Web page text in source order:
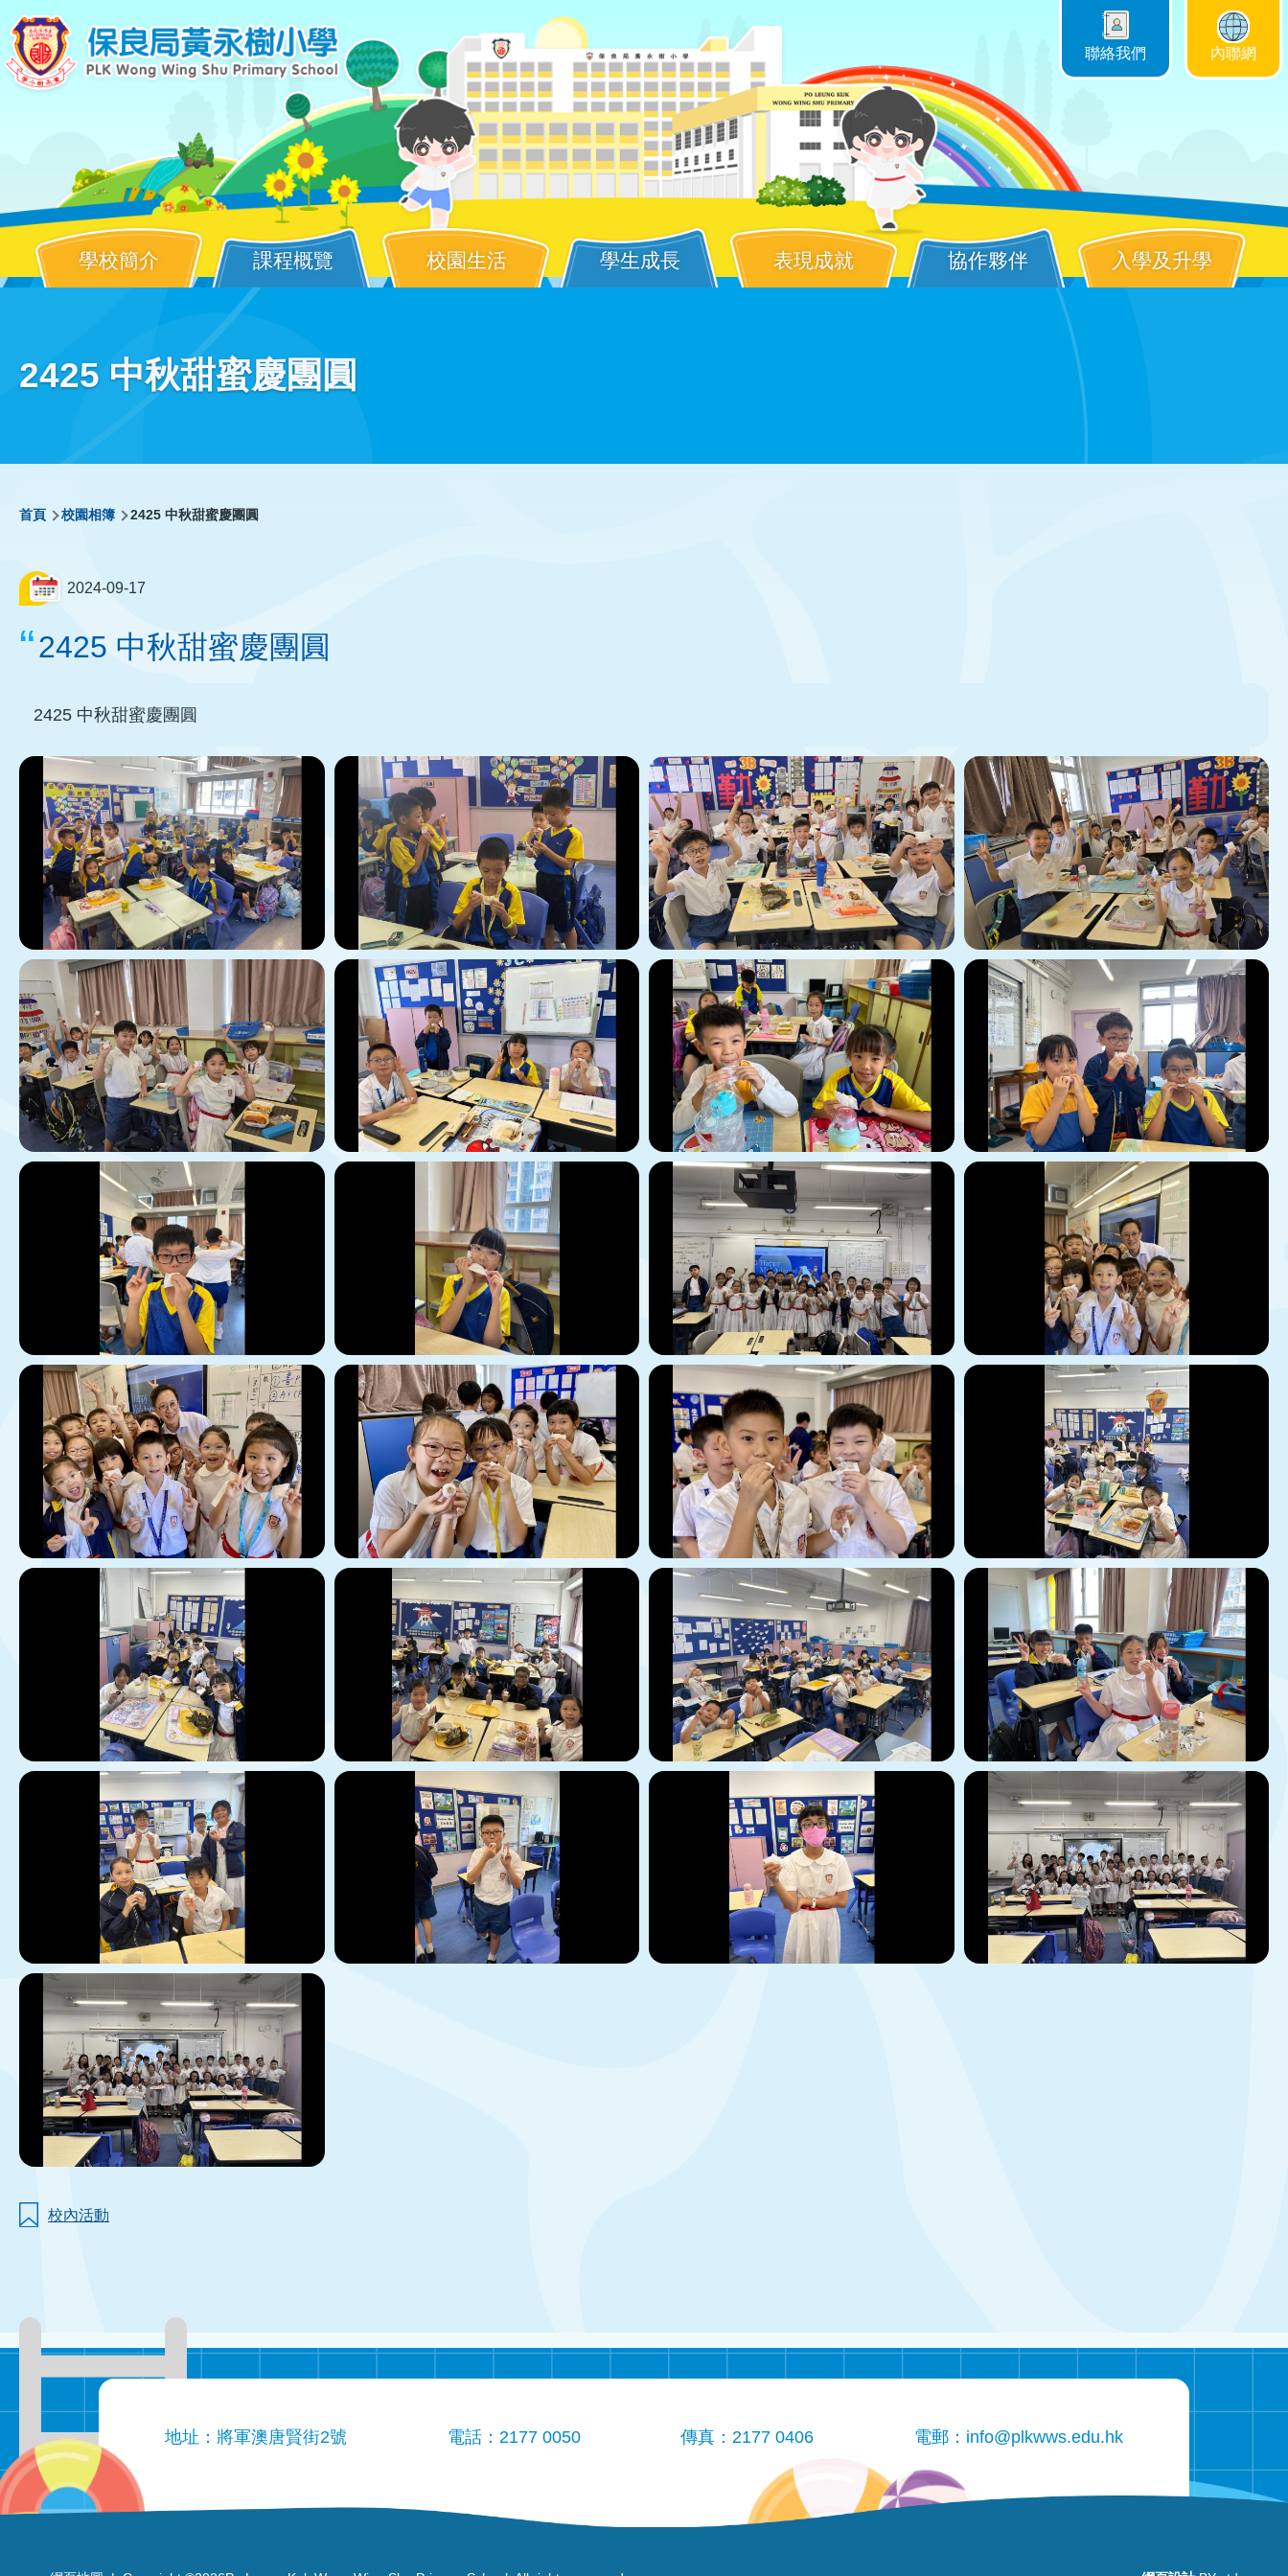
移至主內容
聯絡我們 內聯網
navigation
學校簡介 課程概覽 校園生活 學生成長 表現成就 協作夥伴 入學及升學
2425 中秋甜蜜慶團圓
導
航
連
首頁 校園相簿 2425 中秋甜蜜慶團圓
2024-09-17
2425 中秋甜蜜慶團圓
2425 中秋甜蜜慶團圓
校內活動
地址：將軍澳唐賢街2號 電話：2177 0050 傳真：2177 0406 電郵： info@plkwws.edu.hk